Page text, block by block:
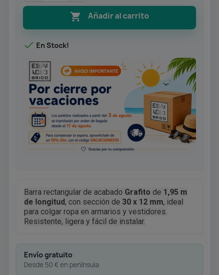
 Añadir al carrito
 En Stock!
Barra rectangular de acabado Grafito de 1,95 m
de longitud, con sección de 30 x 12 mm, ideal
para colgar ropa en armarios y vestidores.
Resistente, ligera y fácil de instalar.
Envío gratuito
Desde 50 € en península